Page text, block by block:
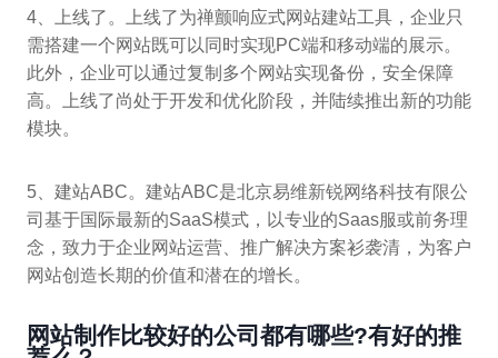
4、上线了。上线了为禅颤响应式网站建站工具，企业只
需搭建一个网站既可以同时实现PC端和移动端的展示。
此外，企业可以通过复制多个网站实现备份，安全保障
高。上线了尚处于开发和优化阶段，并陆续推出新的功能
模块。
5、建站ABC。建站ABC是北京易维新锐网络科技有限公
司基于国际最新的SaaS模式，以专业的Saas服或前务理
念，致力于企业网站运营、推广解决方案衫袭清，为客户
网站创造长期的价值和潜在的增长。
网站制作比较好的公司都有哪些?有好的推